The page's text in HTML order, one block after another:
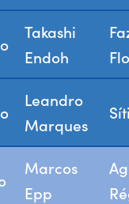
Takashi
Endoh
Leandro
Marques
Marcos
Epp